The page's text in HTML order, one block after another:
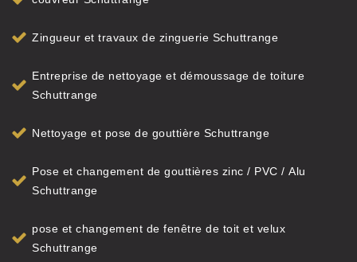
Zingueur et travaux de zinguerie Schuttrange
Entreprise de nettoyage et démoussage de toiture
Schuttrange
Nettoyage et pose de gouttière Schuttrange
Pose et changement de gouttières zinc / PVC / Alu
Schuttrange
pose et changement de fenêtre de toit et velux
Schuttrange